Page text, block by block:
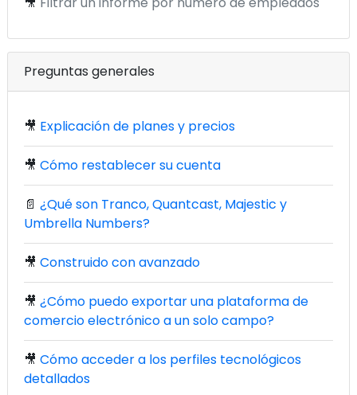
Preguntas generales
🎥 Explicación de planes y precios
🎥 Cómo restablecer su cuenta
📄 ¿Qué son Tranco, Quantcast, Majestic y
Umbrella Numbers?
🎥 Construido con avanzado
🎥 ¿Cómo puedo exportar una plataforma de
comercio electrónico a un solo campo?
🎥 Cómo acceder a los perfiles tecnológicos
detallados